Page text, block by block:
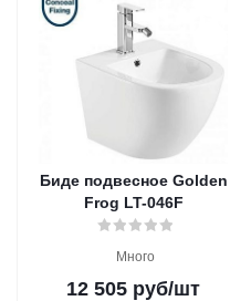
Биде подвесное Golden
Frog LT-046F
Много
12 505 руб/шт